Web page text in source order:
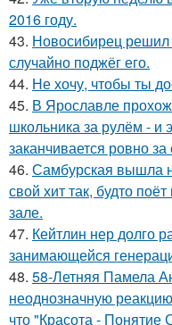
2016 году.
43. Новосибирец решил
случайно поджёг его.
44. Не хочу, чтобы ты
45. В Ярославле
школьника за рулём - и
заканчивается ровно за
46. Самбурская вышла
свой хит так, будто
зале.
47. Кейтлин нер долго
занимающейся
48. 58-Летняя Памела
неоднозначную
что "Красота - Понятие